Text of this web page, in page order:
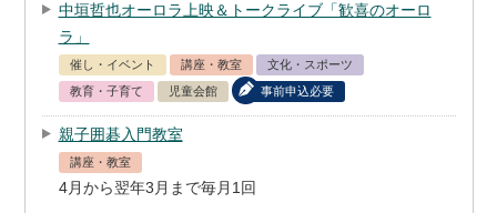
中垣哲也オーロラ上映＆トークライブ「歓喜のオーロ
ラ」
催し・イベント 講座・教室
文化・スポーツ
教育・子育て
児童会館 事前申込必要
親子囲碁入門教室
講座・教室
4月から翌年3月まで毎月1回